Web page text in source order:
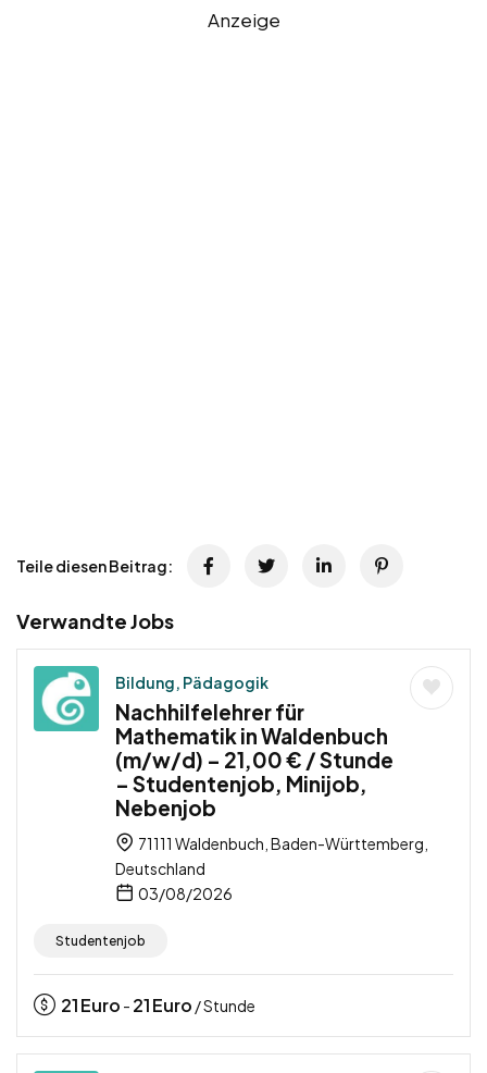
Anzeige
Teile diesen Beitrag:
Verwandte Jobs
Bildung, Pädagogik
Nachhilfelehrer für
Mathematik in Waldenbuch
(m/w/d) – 21,00 € / Stunde
– Studentenjob, Minijob,
Nebenjob
71111 Waldenbuch, Baden-Württemberg,
Deutschland
03/08/2026
Studentenjob
21Euro - 21Euro / Stunde